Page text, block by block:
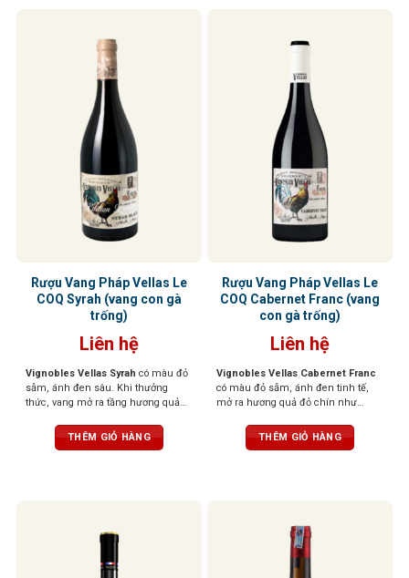
Rượu Vang Pháp Vellas Le
COQ Syrah (vang con gà
trống)
Liên hệ
Vignobles Vellas Syrah có màu đỏ
sẫm, ánh đen sâu. Khi thưởng
thức, vang mở ra tầng hương quả
chín, xen lẫn hương gia vị nhẹ, tiêu
đen, thảo mộc và chút vị khói ấm
THÊM GIỎ HÀNG
Rượu Vang Pháp Vellas Le
COQ Cabernet Franc (vang
con gà trống)
Liên hệ
Vignobles Vellas Cabernet Franc
có màu đỏ sẫm, ánh đen tinh tế,
mở ra hương quả đỏ chín như
chuông xanh và chút thảo mộc. Vị
vang thanh lịch, tannin mịn, dễ
THÊM GIỎ HÀNG